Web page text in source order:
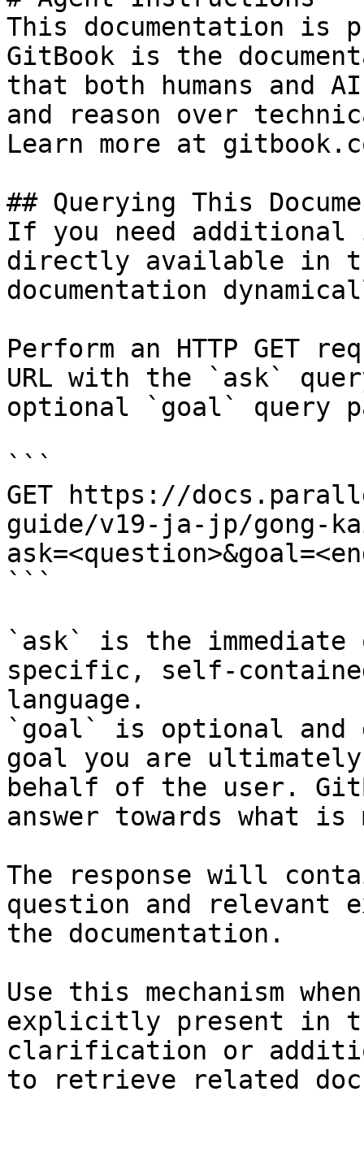
This documentation is
GitBook is the
that both humans and
and reason over
Learn more at
## Querying This
If you need
directly available in
documentation
Perform an HTTP GET
URL with the `ask`
optional `goal` query
```
GET https://
guide/v19-ja-jp/gong-
```
`ask` is the
specific, self-
language.
`goal` is optional and
goal you are
behalf of the user.
answer towards what
The response will
question and relevant
the documentation.
Use this mechanism
explicitly present in
clarification or